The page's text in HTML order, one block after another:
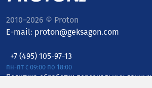
2010–2026 © Proton
E-mail: proton@geksagon.com
+7 (495) 105-97-13
пн-пт с 09:00 по 18:00
Политика обработки персональных данных